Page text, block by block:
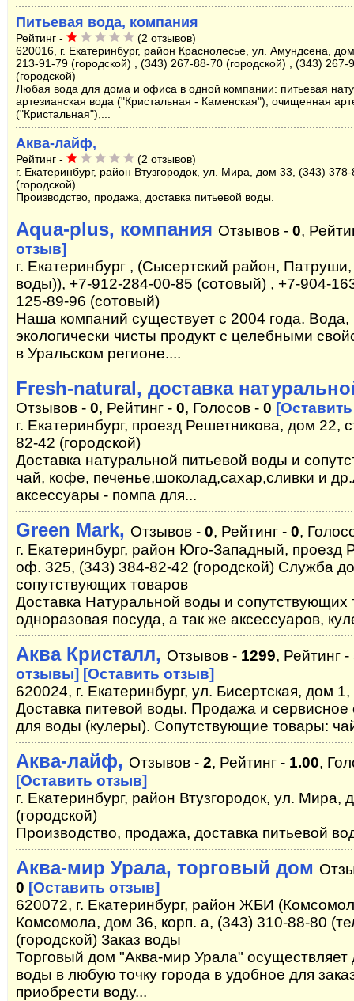
Питьевая вода, компания
Рейтинг -
(2 отзывов)
620016, г. Екатеринбург, район Краснолесье, ул. Амундсена,
213-91-79 (городской) , (343) 267-88-70 (городской) , (343) 267-
(городской)
Любая вода для дома и офиса в одной компании: питьевая
артезианская вода ("Кристальная - Каменская"), очищенная
("Кристальная"),...
Аква-лайф,
Рейтинг -
(2 отзывов)
г. Екатеринбург, район Втузгородок, ул. Мира, дом 33, (343)
(городской)
Производство, продажа, доставка питьевой воды.
Aqua-plus, компания Отзывов - 0,
отзыв]
г. Екатеринбург , (Сысертский район,
воды)), +7-912-284-00-85 (сотовый) , +7-904-
125-89-96 (сотовый)
Наша компаний существует с 2004 года.
экологически чисты продукт с целебными
в Уральском регионе....
Fresh-natural, доcтавка
Отзывов - 0, Рейтинг - 0, Голосов - 0
г. Екатеринбург, проезд Решетникова, дом
82-42 (городской)
Доставка натуральной питьевой воды и
чай, кофе, печенье,шоколад,сахар,сливки и
аксессуары - помпа для...
Green Mark, Отзывов - 0, Рейтинг - 0,
г. Екатеринбург, район Юго-Западный, проезд
оф. 325, (343) 384-82-42 (городской) Служба
сопутствующих товаров
Доставка Натуральной воды и
одноразовая посуда, а так же аксессуаров,
Аква Кристалл, Отзывов - 1299, Рейтинг -
отзывы] [Оставить отзыв]
620024, г. Екатеринбург, ул. Бисертская, дом
Доставка питевой воды. Продажа и
для воды (кулеры). Сопутствующие товары:
Аква-лайф, Отзывов - 2, Рейтинг - 1.00,
[Оставить отзыв]
г. Екатеринбург, район Втузгородок, ул.
(городской)
Производство, продажа, доставка питьевой
Аква-мир Урала, торговый дом
0 [Оставить отзыв]
620072, г. Екатеринбург, район ЖБИ
Комсомола, дом 36, корп. а, (343) 310-88-80
(городской) Заказ воды
Торговый дом "Аква-мир Урала" осуществляет
воды в любую точку города в удобное для
приобрести воду...